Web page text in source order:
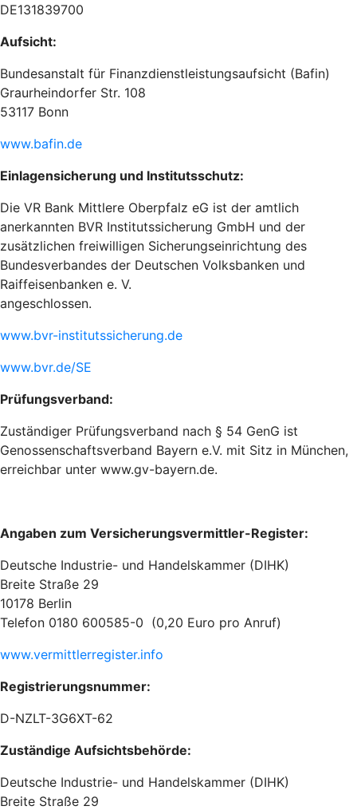
DE131839700
Aufsicht:
Bundesanstalt für Finanzdienstleistungsaufsicht (Bafin)
Graurheindorfer Str. 108
53117 Bonn
www.bafin.de
Einlagensicherung und Institutsschutz:
Die VR Bank Mittlere Oberpfalz eG ist der amtlich
anerkannten BVR Institutssicherung GmbH und der
zusätzlichen freiwilligen Sicherungseinrichtung des
Bundesverbandes der Deutschen Volksbanken und
Raiffeisenbanken e. V.
angeschlossen.
www.bvr-institutssicherung.de
www.bvr.de/SE
Prüfungsverband:
Zuständiger Prüfungsverband nach § 54 GenG ist
Genossenschaftsverband Bayern e.V. mit Sitz in München,
erreichbar unter www.gv-bayern.de.
Angaben zum Versicherungsvermittler-Register:
Deutsche Industrie- und Handelskammer (DIHK)
Breite Straße 29
10178 Berlin
Telefon 0180 600585-0 (0,20 Euro pro Anruf)
www.vermittlerregister.info
Registrierungsnummer:
D-NZLT-3G6XT-62
Zuständige Aufsichtsbehörde:
Deutsche Industrie- und Handelskammer (DIHK)
Breite Straße 29